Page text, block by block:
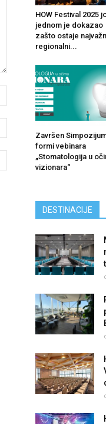
HOW Festival 2025
jednom je dokazao
zašto ostaje
regionalni...
Završen
formi vebinara
„Stomatologija u
vizionara“
DESTINACIJE